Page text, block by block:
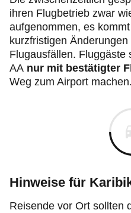
ihren Flugbetrieb zwar
aufgenommen, es
kurzfristigen
Flugausfällen. Fluggäste
AA nur mit bestätigter
Weg zum Airport machen.
Hinweise für
Reisende vor Ort sollten